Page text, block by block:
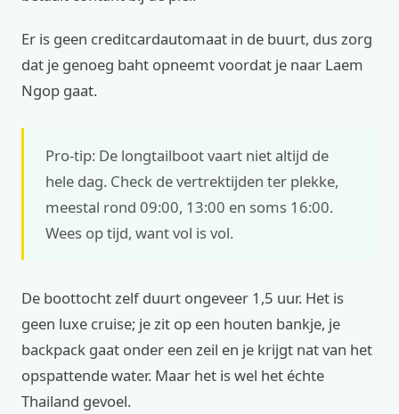
Er is geen creditcardautomaat in de buurt, dus zorg
dat je genoeg baht opneemt voordat je naar Laem
Ngop gaat.
Pro-tip: De longtailboot vaart niet altijd de
hele dag. Check de vertrektijden ter plekke,
meestal rond 09:00, 13:00 en soms 16:00.
Wees op tijd, want vol is vol.
De boottocht zelf duurt ongeveer 1,5 uur. Het is
geen luxe cruise; je zit op een houten bankje, je
backpack gaat onder een zeil en je krijgt nat van het
opspattende water. Maar het is wel het échte
Thailand gevoel.